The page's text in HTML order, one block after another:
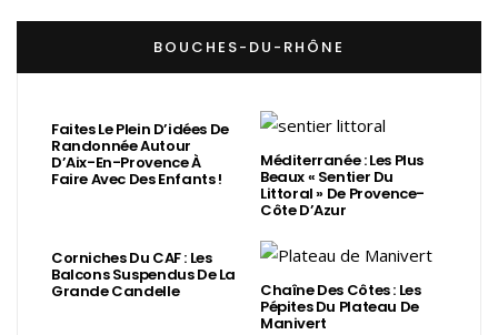
BOUCHES-DU-RHÔNE
Faites Le Plein D’idées De
Randonnée Autour
D’Aix-En-Provence À
Faire Avec Des Enfants !
Méditerranée : Les Plus
Beaux « Sentier Du
Littoral » De Provence-
Côte D’Azur
Corniches Du CAF : Les
Balcons Suspendus De La
Grande Candelle Chaîne Des Côtes : Les
Pépites Du Plateau De
Manivert